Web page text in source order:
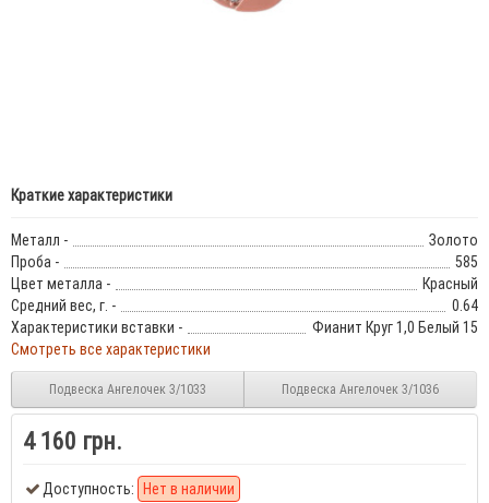
Краткие характеристики
Металл -
Золото
Проба -
585
Цвет металла -
Красный
Средний вес, г. -
0.64
Характеристики вставки -
Фианит Круг 1,0 Белый 15
Смотреть все характеристики
Подвеска Ангелочек 3/1033 Подвеска Ангелочек 3/1036
4 160 грн.
Доступность: Нет в наличии